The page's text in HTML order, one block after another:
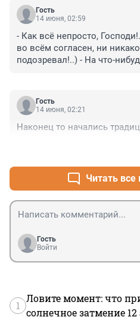
подобное сумасшествие на
вываливать. Даже охрана
Гость
14 июня, 02:59
- Как всё непросто,
во всём согласен, ни
подозревал!..) - На что-
Всего лишь - человек? ) -
тогда, к Венере вернёмся? )
Гость
14 июня, 02:21
Наконец то начались
Читать
Гость
Войти
1
Ловите момент: что
солнечное затмение 12